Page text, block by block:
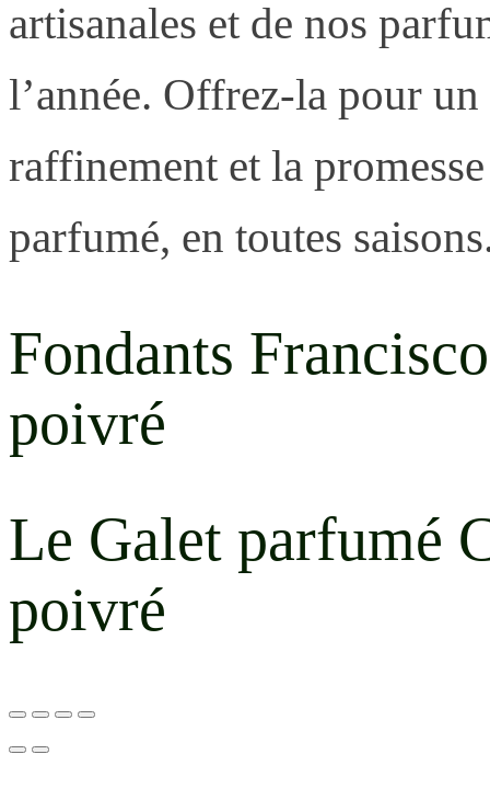
artisanales et de nos
l’année. Offrez-la pour
raffinement et la
parfumé, en toutes
Fondants
poivré
Le Galet parfumé
poivré